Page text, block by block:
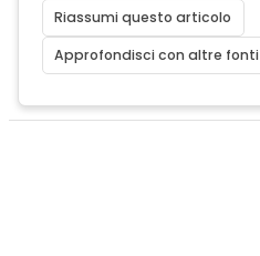
Riassumi questo articolo
Approfondisci con altre fonti